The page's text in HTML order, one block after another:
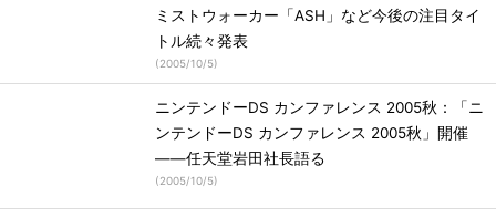
ミストウォーカー「ASH」など今後の注目タイ
トル続々発表
(2005/10/5)
ニンテンドーDS カンファレンス 2005秋：「ニ
ンテンドーDS カンファレンス 2005秋」開催
――任天堂岩田社長語る
(2005/10/5)